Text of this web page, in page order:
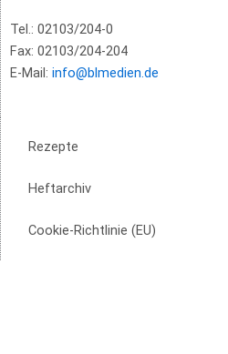
Tel.: 02103/204-0
Fax: 02103/204-204
E-Mail: info@blmedien.de
Rezepte
Heftarchiv
Cookie-Richtlinie (EU)